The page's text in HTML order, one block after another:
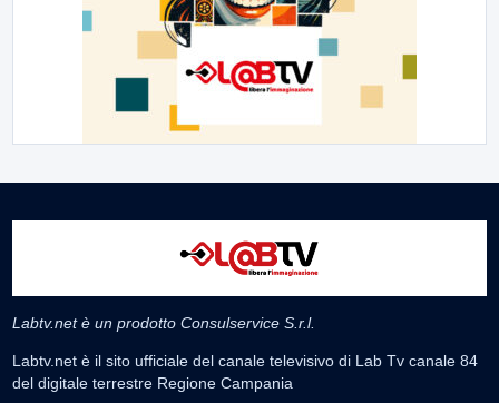
Labtv.net è un prodotto Consulservice S.r.l.
Labtv.net è il sito ufficiale del canale televisivo di Lab Tv canale 84
del digitale terrestre Regione Campania